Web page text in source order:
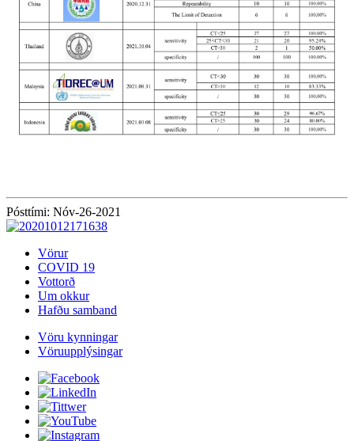
Pósttími: Nóv-26-2021
Vörur
COVID 19
Vottorð
Um okkur
Hafðu samband
Vöru kynningar
Vöruupplýsingar